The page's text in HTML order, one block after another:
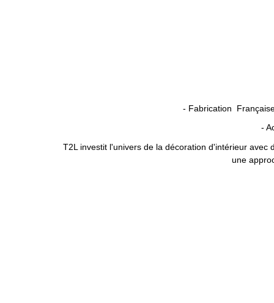
- Fabrication
-
T2L investit l'univers de la décoration d'intérieur
une